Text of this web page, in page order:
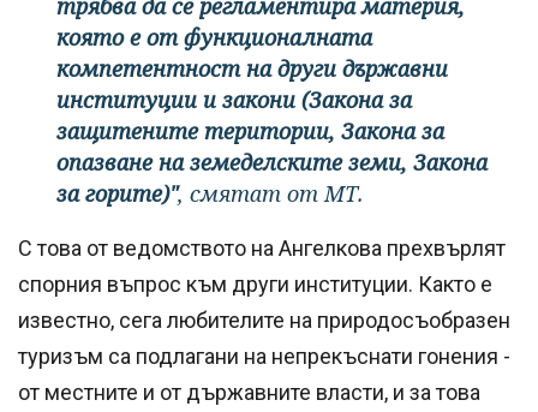
трябва да се регламентира материя,
която е от функционалната
компетентност на други държавни
институции и закони (Закона за
защитените територии, Закона за
опазване на земеделските земи, Закона
за горите)", смятат от МТ.
С това от ведомството на Ангелкова прехвърлят
спорния въпрос към други институции. Както е
известно, сега любителите на природосъобразен
туризъм са подлагани на непрекъснати гонения -
от местните и от държавните власти, и за това